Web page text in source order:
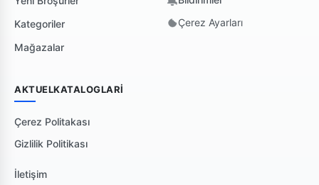
Kategoriler
Mağazalar
Çerez Ayarları
AKTUELKATALOGLARI
Çerez Politakası
Gizlilik Politikası
İletişim